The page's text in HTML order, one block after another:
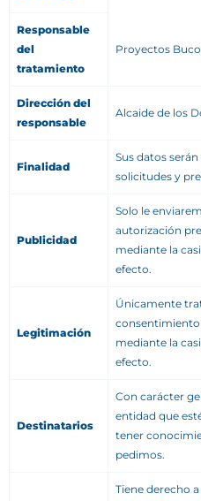
Responsable
del
tratamiento
Proyectos
Dirección del
responsable
Alcaide de los
Finalidad
Sus datos
solicitudes y
Publicidad
Solo le
autorización
mediante la
efecto.
Legitimación
Únicamente
mediante la
efecto.
Destinatarios
Con carácter
entidad que
tener
pedimos.
Tiene derecho